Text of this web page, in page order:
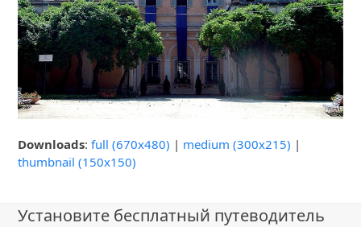
Downloads:full (670x480) | medium (300x215) |
thumbnail (150x150)
Установите бесплатный путеводитель